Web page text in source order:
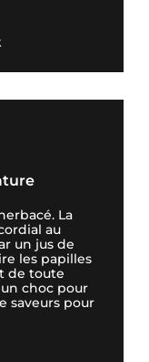
La
au
un jus de
les papilles
de toute
choc pour
saveurs pour